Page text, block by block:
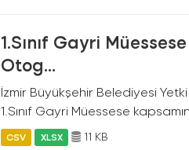
1.Sınıf Gayri
Otog...
İzmir Büyükşehir Belediyesi
1.Sınıf Gayri Müessese
CSV XLSX 11 KB